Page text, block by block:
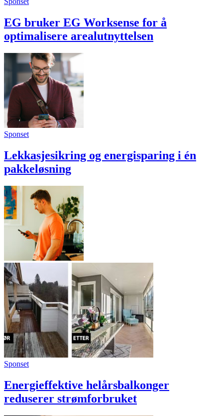
EG bruker EG Worksense for å
optimalisere arealutnyttelsen
Sponset
Lekkasjesikring og energisparing i én
pakkeløsning
Sponset
Energieffektive helårsbalkonger
reduserer strømforbruket